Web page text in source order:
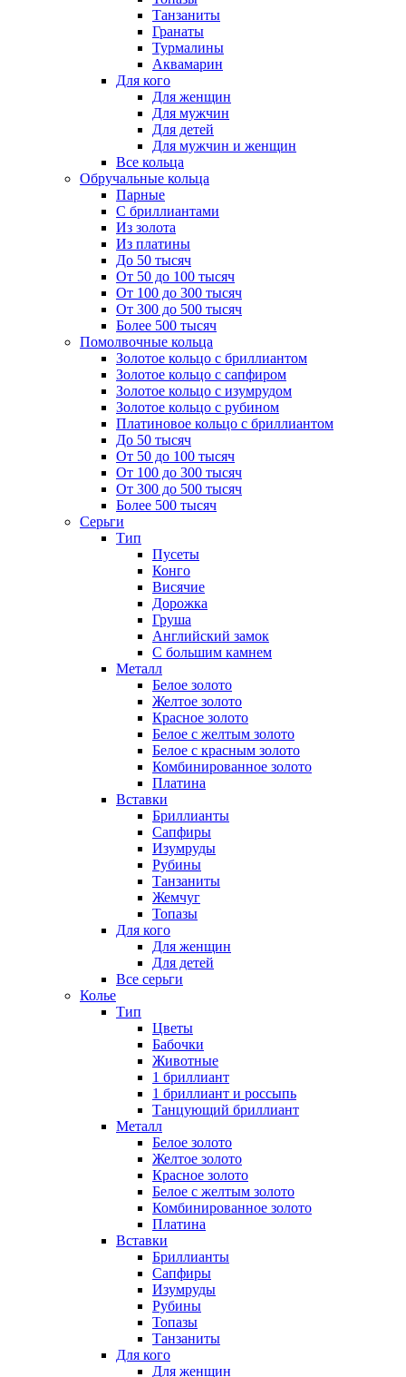
Танзаниты
Гранаты
Турмалины
Аквамарин
Для кого
Для женщин
Для мужчин
Для детей
Для мужчин и женщин
Все кольца
Обручальные кольца
Парные
С бриллиантами
Из золота
Из платины
До 50 тысяч
От 50 до 100 тысяч
От 100 до 300 тысяч
От 300 до 500 тысяч
Более 500 тысяч
Помолвочные кольца
Золотое кольцо с бриллиантом
Золотое кольцо с сапфиром
Золотое кольцо с изумрудом
Золотое кольцо с рубином
Платиновое кольцо с бриллиантом
До 50 тысяч
От 50 до 100 тысяч
От 100 до 300 тысяч
От 300 до 500 тысяч
Более 500 тысяч
Серьги
Тип
Пусеты
Конго
Висячие
Дорожка
Груша
Английский замок
С большим камнем
Металл
Белое золото
Желтое золото
Красное золото
Белое с желтым золото
Белое с красным золото
Комбинированное золото
Платина
Вставки
Бриллианты
Сапфиры
Изумруды
Рубины
Танзаниты
Жемчуг
Топазы
Для кого
Для женщин
Для детей
Все серьги
Колье
Тип
Цветы
Бабочки
Животные
1 бриллиант
1 бриллиант и россыпь
Танцующий бриллиант
Металл
Белое золото
Желтое золото
Красное золото
Белое с желтым золото
Комбинированное золото
Платина
Вставки
Бриллианты
Сапфиры
Изумруды
Рубины
Топазы
Танзаниты
Для кого
Для женщин